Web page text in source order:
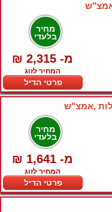
מחיר
בלעדי
₪ 2,315 -מ
המחיר לזוג
פרטי הדיל
מחיר
בלעדי
₪ 1,641 -מ
המחיר לזוג
פרטי הדיל